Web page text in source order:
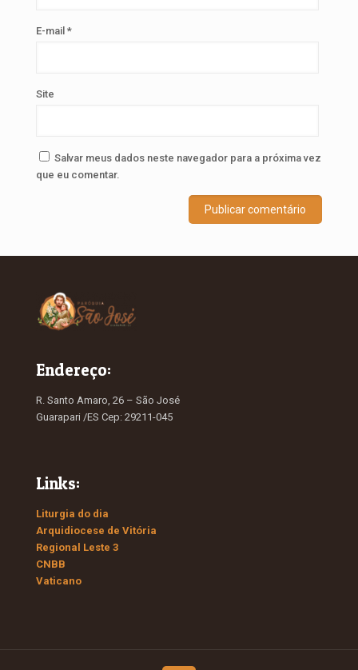
E-mail *
Site
Salvar meus dados neste navegador para a próxima vez
que eu comentar.
Endereço:
R. Santo Amaro, 26 – São José
Guarapari /ES Cep: 29211-045
Links:
Liturgia do dia
Arquidiocese de Vitória
Regional Leste 3
CNBB
Vaticano